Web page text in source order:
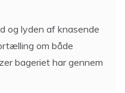
og lyden af knasende
om både
bageriet har gennem